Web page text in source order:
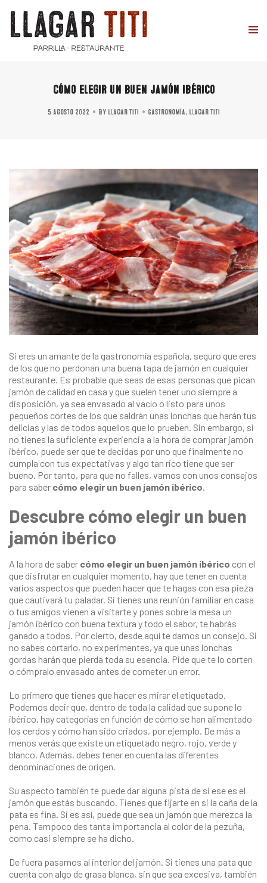
Cómo elegir un buen jamón ibérico
5 agosto 2022 By Llagar Titi Gastronomía, Llagar Titi
Si eres un amante de la gastronomía española, seguro que eres
de los que no perdonan una buena tapa de jamón en cualquier
restaurante. Es probable que seas de esas personas que pican
jamón de calidad en casa y que suelen tener uno siempre a
disposición, ya sea envasado al vacío o listo para unos
pequeños cortes de los que saldrán unas lonchas que harán tus
delicias y las de todos aquellos que lo prueben. Sin embargo, si
no tienes la suficiente experiencia a la hora de comprar jamón
ibérico, puede ser que te decidas por uno que finalmente no
cumpla con tus expectativas y algo tan rico tiene que ser
bueno. Por tanto, para que no falles, vamos con unos consejos
para saber cómo elegir un buen jamón ibérico
Descubre cómo elegir un buen
jamón ibérico
A la hora de saber cómo elegir un buen jamón ibérico con el
que disfrutar en cualquier momento, hay que tener en cuenta
varios aspectos que pueden hacer que te hagas con esa pieza
que cautivará tu paladar. Si tienes una reunión familiar en casa
o tus amigos vienen a visitarte y pones sobre la mesa un
jamón ibérico con buena textura y todo el sabor, te habrás
ganado a todos. Por cierto, desde aquí te damos un consejo. Si
no sabes cortarlo, no experimentes, ya que unas lonchas
gordas harán que pierda toda su esencia. Pide que te lo corten
o cómpralo envasado antes de cometer un error.
Lo primero que tienes que hacer es mirar el etiquetado.
Podemos decir que, dentro de toda la calidad que supone lo
ibérico, hay categorías en función de cómo se han alimentado
los cerdos y cómo han sido criados, por ejemplo. De más a
menos verás que existe un etiquetado negro, rojo, verde y
blanco. Además, debes tener en cuenta las diferentes
denominaciones de origen.
Su aspecto también te puede dar alguna pista de si ese es el
jamón que estás buscando. Tienes que fijarte en si la caña de la
pata es fina. Si es así, puede que sea un jamón que merezca la
pena. Tampoco des tanta importancia al color de la pezuña,
como casi siempre se ha dicho.
De fuera pasamos al interior del jamón. Si tienes una pata que
cuenta con algo de grasa blanca, sin que sea excesiva, también